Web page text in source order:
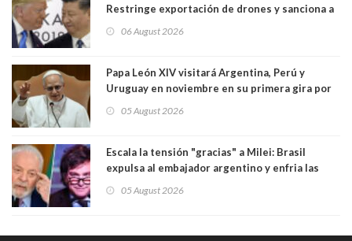
Restringe exportación de drones y sanciona a
06 August 2026
Papa León XIV visitará Argentina, Perú y
Uruguay en noviembre en su primera gira por
05 August 2026
Escala la tensión "gracias" a Milei: Brasil
expulsa al embajador argentino y enfria las
trasandino
05 August 2026